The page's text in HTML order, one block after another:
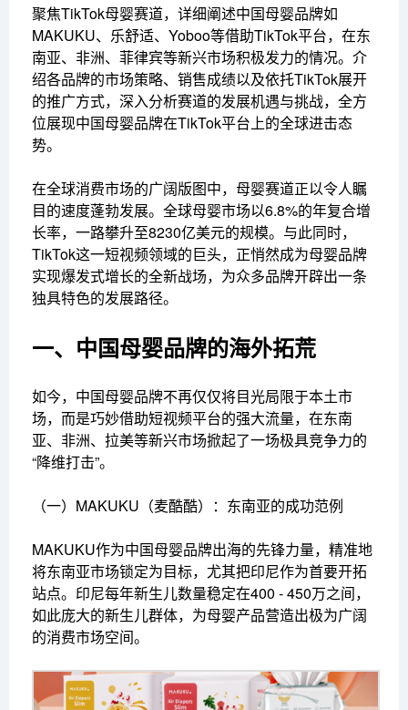
聚焦TikTok母婴赛道，详细阐述中国母婴品牌如
MAKUKU、乐舒适、Yoboo等借助TikTok平台，在东
南亚、非洲、菲律宾等新兴市场积极发力的情况。介
绍各品牌的市场策略、销售成绩以及依托TikTok展开
的推广方式，深入分析赛道的发展机遇与挑战，全方
位展现中国母婴品牌在TikTok平台上的全球进击态
势。
在全球消费市场的广阔版图中，母婴赛道正以令人瞩
目的速度蓬勃发展。全球母婴市场以6.8%的年复合增
长率，一路攀升至8230亿美元的规模。与此同时，
TikTok这一短视频领域的巨头，正悄然成为母婴品牌
实现爆发式增长的全新战场，为众多品牌开辟出一条
独具特色的发展路径。
一、中国母婴品牌的海外拓荒
如今，中国母婴品牌不再仅仅将目光局限于本土市
场，而是巧妙借助短视频平台的强大流量，在东南
亚、非洲、拉美等新兴市场掀起了一场极具竞争力的
“降维打击”。
（一）MAKUKU（麦酷酷）：东南亚的成功范例
MAKUKU作为中国母婴品牌出海的先锋力量，精准地
将东南亚市场锁定为目标，尤其把印尼作为首要开拓
站点。印尼每年新生儿数量稳定在400 - 450万之间，
如此庞大的新生儿群体，为母婴产品营造出极为广阔
的消费市场空间。